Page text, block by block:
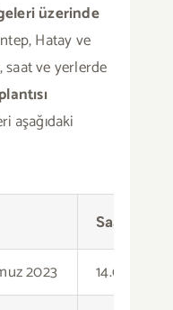
üzerinde
Hatay ve
saat ve yerlerde
aşağıdaki
Saat
2023
14.00 –